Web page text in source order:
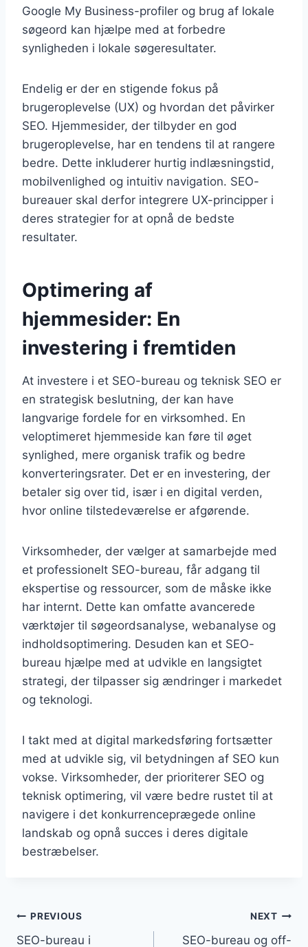
Google My Business-profiler og brug af lokale
søgeord kan hjælpe med at forbedre
synligheden i lokale søgeresultater.
Endelig er der en stigende fokus på
brugeroplevelse (UX) og hvordan det påvirker
SEO. Hjemmesider, der tilbyder en god
brugeroplevelse, har en tendens til at rangere
bedre. Dette inkluderer hurtig indlæsningstid,
mobilvenlighed og intuitiv navigation. SEO-
bureauer skal derfor integrere UX-principper i
deres strategier for at opnå de bedste
resultater.
Optimering af
hjemmesider: En
investering i fremtiden
At investere i et SEO-bureau og teknisk SEO er
en strategisk beslutning, der kan have
langvarige fordele for en virksomhed. En
veloptimeret hjemmeside kan føre til øget
synlighed, mere organisk trafik og bedre
konverteringsrater. Det er en investering, der
betaler sig over tid, især i en digital verden,
hvor online tilstedeværelse er afgørende.
Virksomheder, der vælger at samarbejde med
et professionelt SEO-bureau, får adgang til
ekspertise og ressourcer, som de måske ikke
har internt. Dette kan omfatte avancerede
værktøjer til søgeordsanalyse, webanalyse og
indholdsoptimering. Desuden kan et SEO-
bureau hjælpe med at udvikle en langsigtet
strategi, der tilpasser sig ændringer i markedet
og teknologi.
I takt med at digital markedsføring fortsætter
med at udvikle sig, vil betydningen af SEO kun
vokse. Virksomheder, der prioriterer SEO og
teknisk optimering, vil være bedre rustet til at
navigere i det konkurrenceprægede online
landskab og opnå succes i deres digitale
bestræbelser.
Indlægsnavigation
PREVIOUS
SEO-bureau i
NEXT
SEO-bureau og off-